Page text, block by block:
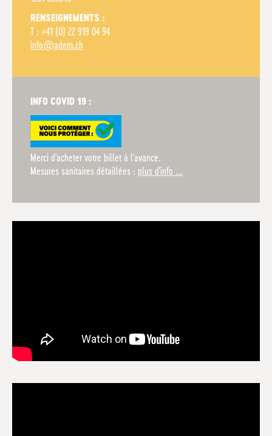
RENSEIGNEMENTS :
T : +41 (0) 22 919 04 94
info@adem.ch
INFO COVID 19 :
Merci d'acheter votre billet à l'avance.
Mesures sanitaires détaillées : plus d'info ...